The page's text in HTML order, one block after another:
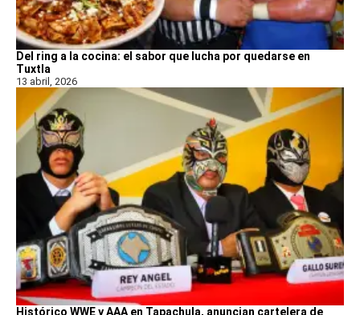
Del ring a la cocina: el sabor que lucha por quedarse en
Tuxtla
13 abril, 2026
Histórico WWE y AAA en Tapachula, anuncian cartelera de